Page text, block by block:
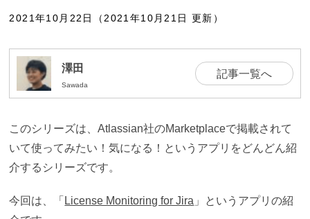
2021年10月22日（2021年10月21日 更新）
澤田
Sawada
記事一覧へ
このシリーズは、Atlassian社のMarketplaceで掲載されて
いて使ってみたい！気になる！というアプリをどんどん紹
介するシリーズです。
今回は、「 License Monitoring for Jira 」というアプリの紹